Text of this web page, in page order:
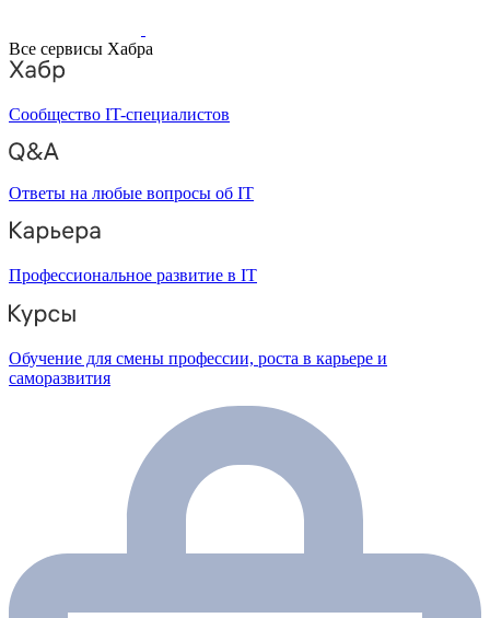
Все сервисы Хабра
Сообщество IT-специалистов
Ответы на любые вопросы об IT
Профессиональное развитие в IT
Обучение для смены профессии, роста в карьере и
саморазвития